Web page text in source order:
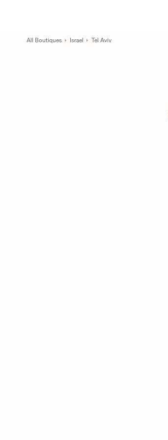
Return to Nav
All Boutiques Israel Tel Aviv